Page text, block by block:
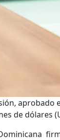
aprobado
de dólares